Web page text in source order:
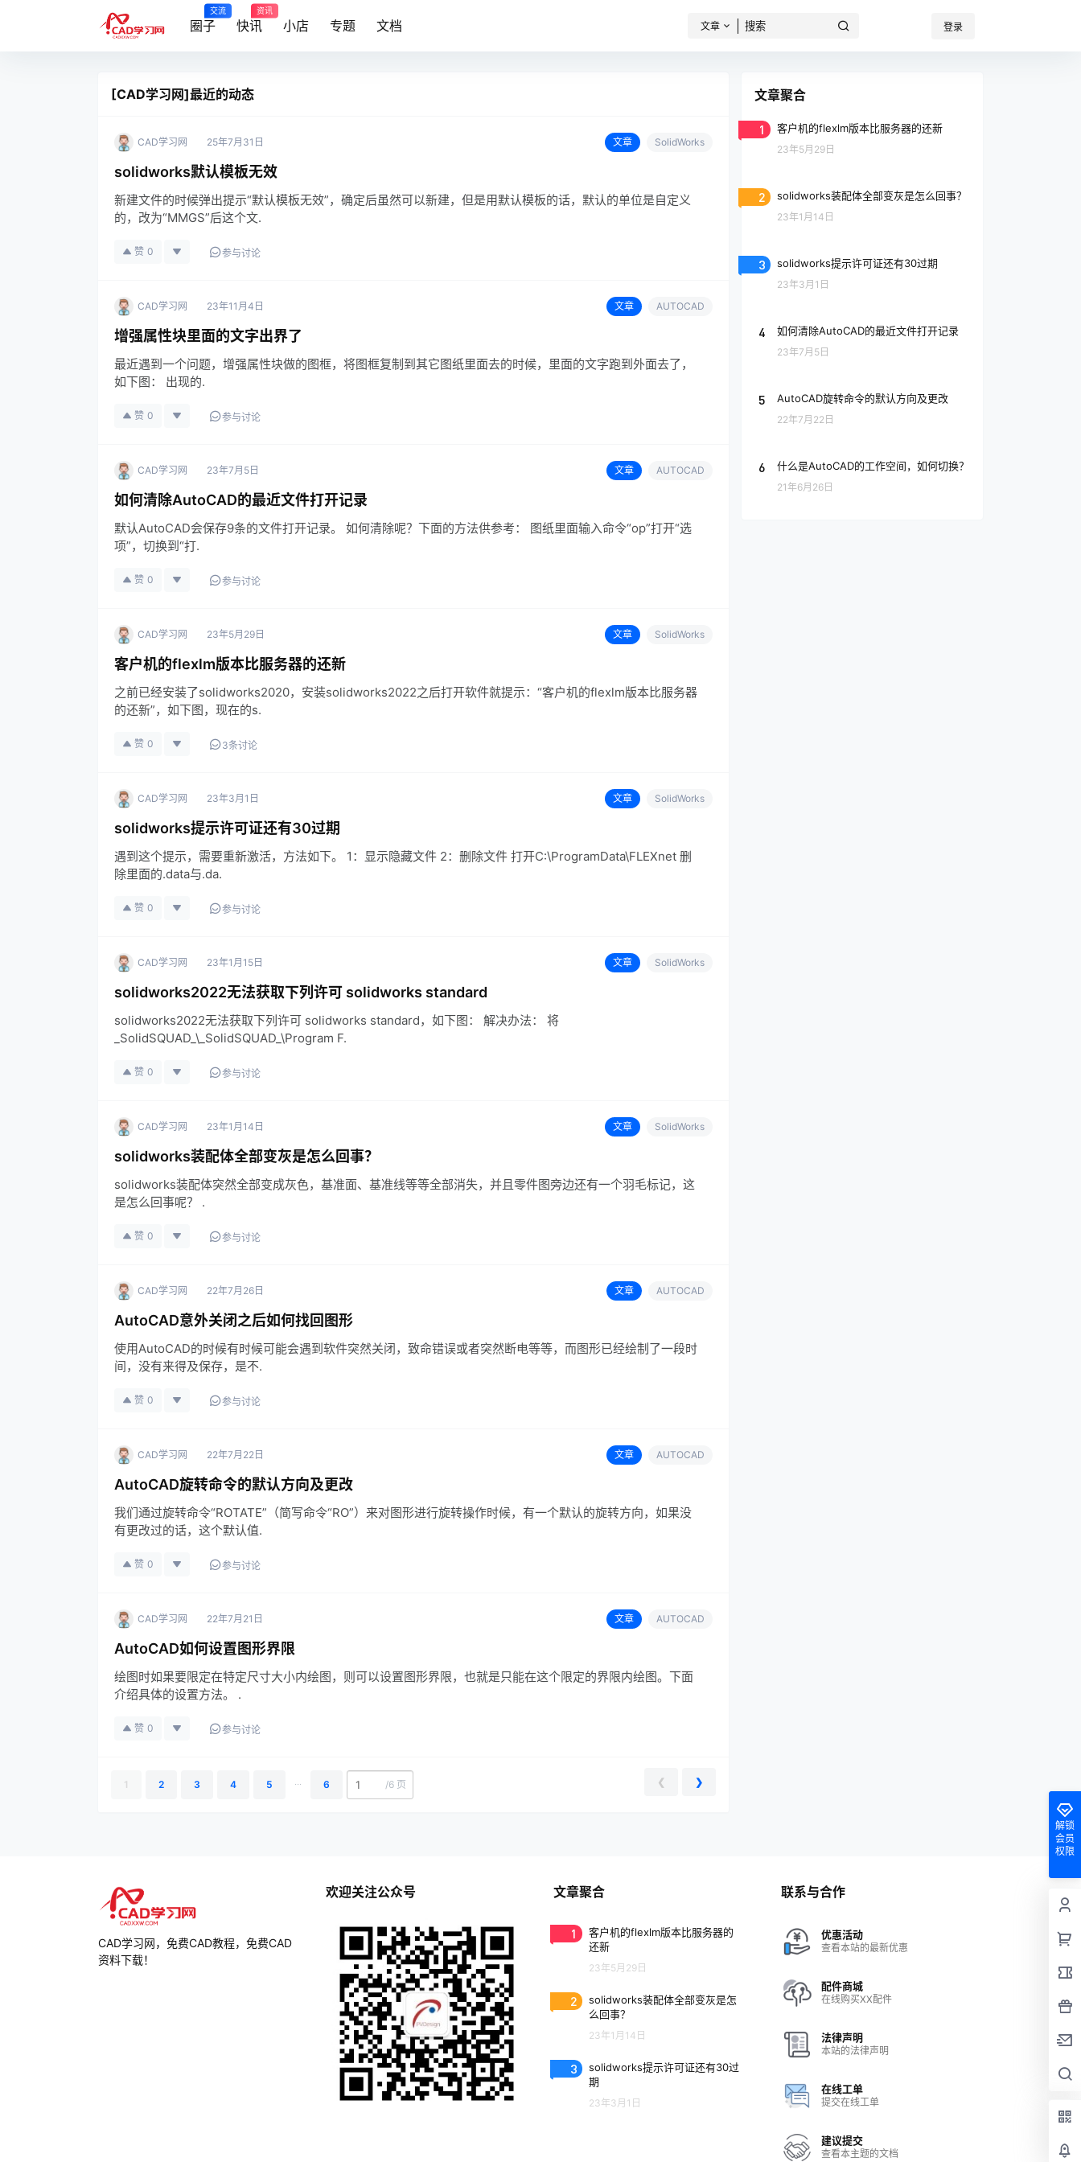
圈子
交流
快讯
资讯
小店 专题 文档 文章 登录
[CAD学习网]最近的动态
CAD学习网 25年7月31日 文章 SolidWorks
solidworks默认模板无效
新建文件的时候弹出提示“默认模板无效”，确定后虽然可以新建，但是用默认模板的话，默认的单位是自定义
的，改为“MMGS”后这个文.
赞 0 参与讨论
CAD学习网 23年11月4日 文章 AUTOCAD
增强属性块里面的文字出界了
最近遇到一个问题，增强属性块做的图框，将图框复制到其它图纸里面去的时候，里面的文字跑到外面去了，
如下图： 出现的.
赞 0 参与讨论
CAD学习网 23年7月5日 文章 AUTOCAD
如何清除AutoCAD的最近文件打开记录
默认AutoCAD会保存9条的文件打开记录。 如何清除呢？下面的方法供参考： 图纸里面输入命令“op”打开“选
项”，切换到“打.
赞 0 参与讨论
CAD学习网 23年5月29日 文章 SolidWorks
客户机的flexlm版本比服务器的还新
之前已经安装了solidworks2020，安装solidworks2022之后打开软件就提示：“客户机的flexlm版本比服务器
的还新”，如下图，现在的s.
赞 0 3条讨论
CAD学习网 23年3月1日 文章 SolidWorks
solidworks提示许可证还有30过期
遇到这个提示，需要重新激活，方法如下。 1：显示隐藏文件 2：删除文件 打开C:\ProgramData\FLEXnet 删
除里面的.data与.da.
赞 0 参与讨论
CAD学习网 23年1月15日 文章 SolidWorks
solidworks2022无法获取下列许可 solidworks standard
solidworks2022无法获取下列许可 solidworks standard，如下图： 解决办法： 将
_SolidSQUAD_\_SolidSQUAD_\Program F.
赞 0 参与讨论
CAD学习网 23年1月14日 文章 SolidWorks
solidworks装配体全部变灰是怎么回事？
solidworks装配体突然全部变成灰色，基准面、基准线等等全部消失，并且零件图旁边还有一个羽毛标记，这
是怎么回事呢？ .
赞 0 参与讨论
CAD学习网 22年7月26日 文章 AUTOCAD
AutoCAD意外关闭之后如何找回图形
使用AutoCAD的时候有时候可能会遇到软件突然关闭，致命错误或者突然断电等等，而图形已经绘制了一段时
间，没有来得及保存，是不.
赞 0 参与讨论
CAD学习网 22年7月22日 文章 AUTOCAD
AutoCAD旋转命令的默认方向及更改
我们通过旋转命令“ROTATE”（简写命令“RO”）来对图形进行旋转操作时候，有一个默认的旋转方向，如果没
有更改过的话，这个默认值.
赞 0 参与讨论
CAD学习网 22年7月21日 文章 AUTOCAD
AutoCAD如何设置图形界限
绘图时如果要限定在特定尺寸大小内绘图，则可以设置图形界限，也就是只能在这个限定的界限内绘图。下面
介绍具体的设置方法。 .
赞 0 参与讨论
1 2 3 4 5 ... 6 /6 页 ❮ ❯
文章聚合
1 客户机的flexlm版本比服务器的还新
23年5月29日
2 solidworks装配体全部变灰是怎么回事？
23年1月14日
3 solidworks提示许可证还有30过期
23年3月1日
4 如何清除AutoCAD的最近文件打开记录
23年7月5日
5 AutoCAD旋转命令的默认方向及更改
22年7月22日
6 什么是AutoCAD的工作空间，如何切换？
21年6月26日
解锁
会员
权限
CAD学习网，免费CAD教程，免费CAD
资料下载！
欢迎关注公众号 文章聚合
1
客户机的flexlm版本比服务器的
还新
23年5月29日
2
solidworks装配体全部变灰是怎
么回事？
23年1月14日
3
solidworks提示许可证还有30过
期
23年3月1日
联系与合作
优惠活动
查看本站的最新优惠
配件商城
在线购买XX配件
法律声明
本站的法律声明
在线工单
提交在线工单
建议提交
查看本主题的文档